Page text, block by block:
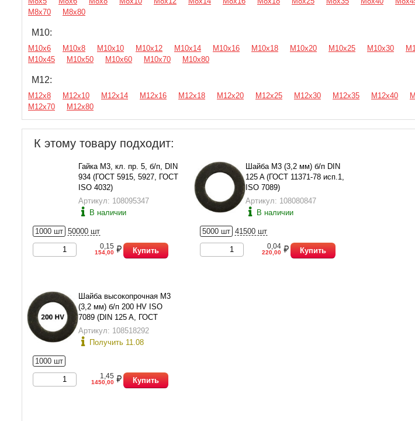
М8х70
М8х80
М10:
М10х6 М10х8 М10х10 М10х12 М10х14 М10х16 М10х18 М10х20 М10х25 М10х30
М10х45
М10х50 М10х60 М10х70 М10х80
М12:
М12х8 М12х10 М12х14 М12х16 М12х18 М12х20 М12х25 М12х30 М12х35 М12х40
М12х70
М12х80
К этому товару подходит:
Гайка М3, кл. пр. 5, б/п, DIN
934 (ГОСТ 5915, 5927, ГОСТ
ISO 4032)
Артикул: 108095347
В наличии
1000 шт 50000 шт
0,15
154,00 Купить
Шайба М3 (3,2 мм) б/п DIN
125 A (ГОСТ 11371-78 исп.1,
ISO 7089)
Артикул: 108080847
В наличии
5000 шт 41500 шт
0,04
220,00 Купить
Шайба высокопрочная М3
(3,2 мм) б/п 200 HV ISO
7089 (DIN 125 A, ГОСТ
11371-78 исп.1)
Артикул: 108518292
Получить 11.08
1000 шт
1,45
1450,00 Купить